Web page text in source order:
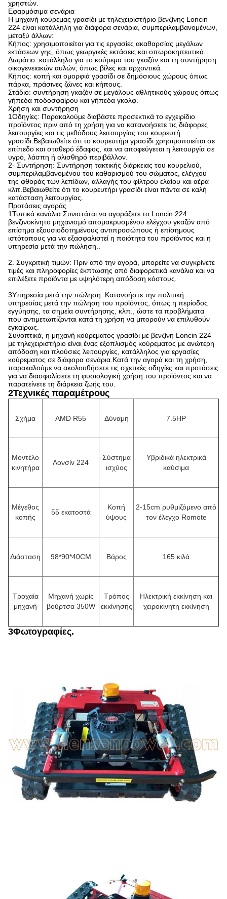
χρηστών.
Εφαρμόσιμα σενάρια
Η μηχανή κούρεμας γρασίδι με τηλεχειριστήριο βενζίνης Loncin
224 είναι κατάλληλη για διάφορα σενάρια, συμπεριλαμβανομένων,
μεταξύ άλλων:
Κήπος: χρησιμοποιείται για τις εργασίες ακαθαρσίας μεγάλων
εκτάσεων γης, όπως γεωργικές εκτάσεις και οπωροκηπευτικά.
Δωμάτιο: κατάλληλο για το κούρεμα του γκαζόν και τη συντήρηση
οικογενειακών αυλών, όπως βίλες και αρχοντικά.
Κήπος: κοπή και ομορφιά γρασίδι σε δημόσιους χώρους όπως
πάρκα, πράσινες ζώνες και κήπους.
Στάδιο: συντήρηση γκαζόν σε μεγάλους αθλητικούς χώρους όπως
γήπεδα ποδοσφαίρου και γήπεδα γκολφ.
Χρήση και συντήρηση
1Οδηγίες: Παρακαλούμε διαβάστε προσεκτικά το εγχειρίδιο
προϊόντος πριν από τη χρήση για να κατανοήσετε τις διάφορες
λειτουργίες και τις μεθόδους λειτουργίας του κουρευτή
γρασίδι.Βεβαιωθείτε ότι το κουρευτήρι γρασίδι χρησιμοποιείται σε
επίπεδο και σταθερό έδαφος, και να αποφεύγεται η λειτουργία σε
υγρό, λάσπη ή ολισθηρό περιβάλλον.
2- Συντήρηση: Συντήρηση τακτικής διάρκειας του κουρελιού,
συμπεριλαμβανομένου του καθαρισμού του σώματος, ελέγχου
της φθοράς των λεπίδων, αλλαγής του φίλτρου ελαίου και αέρα
κλπ.Βεβαιωθείτε ότι το κουρευτήρι γρασίδι είναι πάντα σε καλή
κατάσταση λειτουργίας.
Προτάσεις αγοράς
1Τυπικά κανάλια:Συνιστάται να αγοράζετε το Loncin 224
βενζινοκίνητο μηχανισμό απομακρυσμένου ελέγχου γκαζόν από
επίσημα εξουσιοδοτημένους αντιπροσώπους ή επίσημους
ιστότοπους για να εξασφαλιστεί η ποιότητα του προϊόντος και η
υπηρεσία μετά την πώληση..
2. Συγκριτική τιμών: Πριν από την αγορά, μπορείτε να συγκρίνετε
τιμές και πληροφορίες έκπτωσης από διαφορετικά κανάλια και να
επιλέξετε προϊόντα με υψηλότερη απόδοση κόστους.
3Υπηρεσία μετά την πώληση: Κατανοήστε την πολιτική
υπηρεσίας μετά την πώληση του προϊόντος, όπως η περίοδος
εγγύησης, τα σημεία συντήρησης, κλπ., ώστε τα προβλήματα
που αντιμετωπίζονται κατά τη χρήση να μπορούν να επιλυθούν
εγκαίρως.
Συνοπτικά, η μηχανή κούρεματος γρασίδι με βενζίνη Loncin 224
με τηλεχειριστήριο είναι ένας εξοπλισμός κούρεματος με ανώτερη
απόδοση και πλούσιες λειτουργίες, κατάλληλος για εργασίες
κούρεματος σε διάφορα σενάρια.Κατά την αγορά και τη χρήση,
παρακαλούμε να ακολουθήσετε τις σχετικές οδηγίες και προτάσεις
για να διασφαλίσετε τη φυσιολογική χρήση του προϊόντος και να
παρατείνετε τη διάρκεια ζωής του.
2Τεχνικές παραμέτρους
Σχήμα AMD R55 Δύναμη 7.5HP
Μοντέλο
κινητήρα
Λονσίν 224
Σύστημα
ισχύος
Υβριδικά ηλεκτρικά
καύσιμα
Μέγεθος
κοπής
55 εκατοστά
Κοπή
ύψους
2-15cm ρυθμιζόμενο από
τον έλεγχο Romote
Διάσταση 98*90*40CM Βάρος 165 κιλά
Τροχαία
μηχανή
Μηχανή χωρίς
βούρτσα 350W
Τρόπος
εκκίνησης
Ηλεκτρική εκκίνηση και
χειροκίνητη εκκίνηση
3Φωτογραφίες.